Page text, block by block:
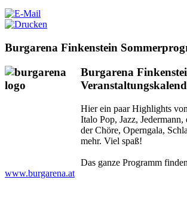
Burgarena Finkenstein
Burgarena
Hier ein paar Highlights
Italo Pop, Jazz, Jedermann,
der Chöre, Operngala,
mehr. Viel spaß!
Das ganze Programm
www.burgarena.at